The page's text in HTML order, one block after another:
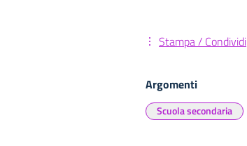
Stampa / Condividi
Argomenti
Scuola secondaria